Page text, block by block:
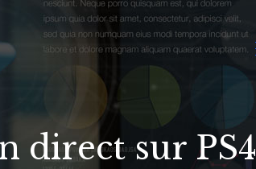
direct sur PS4